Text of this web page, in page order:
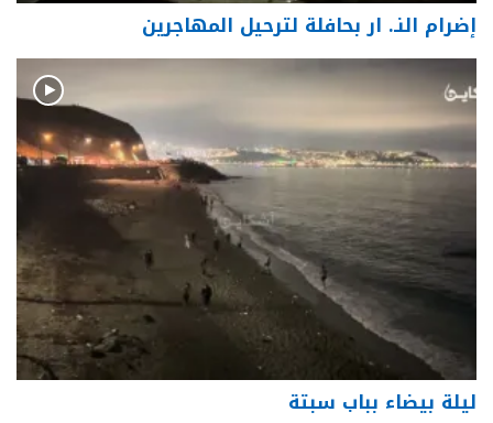
إضرام النـ. ار بحافلة لترحيل المهاجرين
ليلة بيضاء بباب سبتة